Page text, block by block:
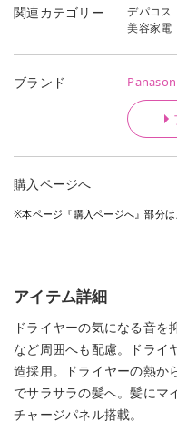
関連カテゴリー
デパコス
美容家電
ブランド
購入ページへ
※本ページ『購入ページへ』部分は
アイテム詳細
ドライヤーの気になる音
など周囲へも配慮。ドライ
造採用。ドライヤーの熱か
でサラサラの髪へ。髪にマ
チャージパネル搭載。